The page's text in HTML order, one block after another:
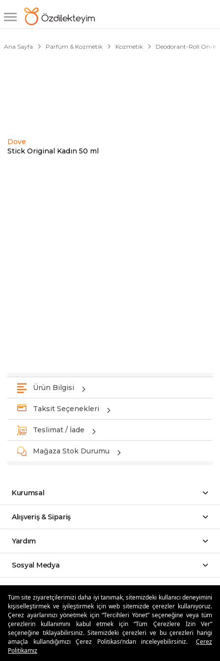
Tüm site ziyaretçilerimizi daha iyi tanımak, sitemizdeki kullanıcı deneyimini
kişiselleştirmek ve iyileştirmek için web sitemizde çerezler kullanıyoruz.
Çerez ayarlarınızı yönetmek için “Tercihleri Yönet” seçeneğine veya tüm
çerezlerin kullanımını kabul etmek için “Tüm Çerezlere İzin Ver”
seçeneğine tıklayabilirsiniz. Sitemizdeki çerezleri ve bu çerezleri hangi
amaçla kullandığımızı Çerez Politikası’ndan inceleyebilirsiniz.
Çerez
Politikamız
Ana Sayfa Parfüm & Kozmetik Kozmetik Deodorant-Roll On-
Dove
Stick Original Kadın 50 ml
1/1
Ürün Bilgisi
Taksit Seçenekleri
Teslimat / İade
Mağaza Stok Durumu
Kurumsal
Alışveriş & Sipariş
Yardım
Sosyal Medya
Özdilekteyim'de Taksit Avantajları
Güvenli Alışveriş